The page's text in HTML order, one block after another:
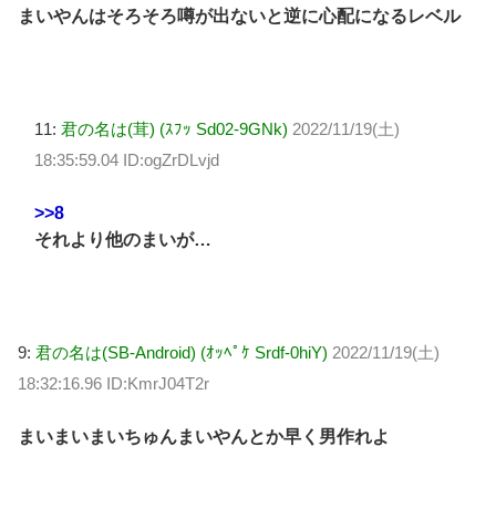
まいやんはそろそろ噂が出ないと逆に心配になるレベル
11: 君の名は(茸) (ｽﾌｯ Sd02-9GNk) 2022/11/19(土)
18:35:59.04 ID:ogZrDLvjd
>>8
それより他のまいが…
9: 君の名は(SB-Android) (ｵｯﾍﾟｹ Srdf-0hiY) 2022/11/19(土)
18:32:16.96 ID:KmrJ04T2r
まいまいまいちゅんまいやんとか早く男作れよ